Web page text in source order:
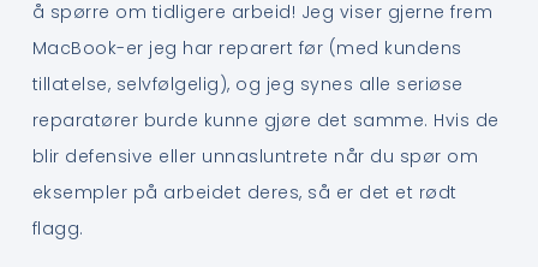
å spørre om tidligere arbeid! Jeg viser gjerne frem
MacBook-er jeg har reparert før (med kundens
tillatelse, selvfølgelig), og jeg synes alle seriøse
reparatører burde kunne gjøre det samme. Hvis de
blir defensive eller unnasluntrete når du spør om
eksempler på arbeidet deres, så er det et rødt
flagg.